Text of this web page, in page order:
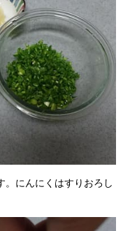
。にんにくはすりおろし